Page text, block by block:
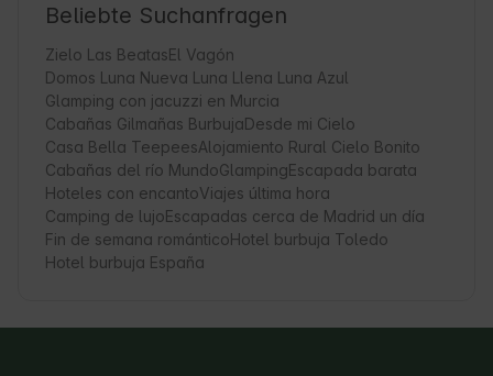
Beliebte Suchanfragen
Zielo Las BeatasEl Vagón
Domos Luna Nueva Luna Llena Luna Azul
Glamping con jacuzzi en Murcia
Cabañas Gilmañas BurbujaDesde mi Cielo
Casa Bella TeepeesAlojamiento Rural Cielo Bonito
Cabañas del río MundoGlampingEscapada barata
Hoteles con encantoViajes última hora
Camping de lujoEscapadas cerca de Madrid un día
Fin de semana románticoHotel burbuja Toledo
Hotel burbuja España